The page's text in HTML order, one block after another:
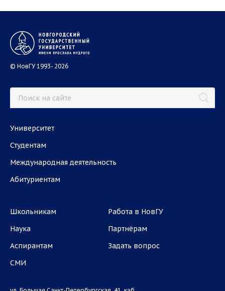
© НовГУ 1993- 2026
Университет
Студентам
Международная деятельность
Абитуриентам
Школьникам
Наука
Аспирантам
СМИ
Работа в НовГУ
Партнёрам
Задать вопрос